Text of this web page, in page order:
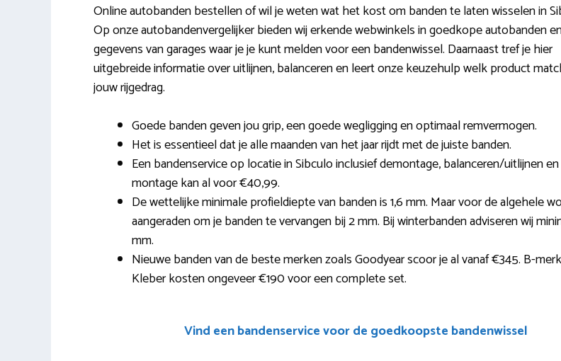
Online autobanden bestellen of wil je weten wat het kost om banden te laten wisselen in
Op onze autobandenvergelijker bieden wij erkende webwinkels in goedkope autobanden
gegevens van garages waar je je kunt melden voor een bandenwissel. Daarnaast tref je hier
uitgebreide informatie over uitlijnen, balanceren en leert onze keuzehulp welk product
jouw rijgedrag.
Goede banden geven jou grip, een goede wegligging en optimaal remvermogen.
Het is essentieel dat je alle maanden van het jaar rijdt met de juiste banden.
Een bandenservice op locatie in Sibculo inclusief demontage, balanceren/uitlijnen en
montage kan al voor €40,99.
De wettelijke minimale profieldiepte van banden is 1,6 mm. Maar voor de algehele
aangeraden om je banden te vervangen bij 2 mm. Bij winterbanden adviseren wij
mm.
Nieuwe banden van de beste merken zoals Goodyear scoor je al vanaf €345. B-
Kleber kosten ongeveer €190 voor een complete set.
Vind een bandenservice voor de goedkoopste bandenwissel